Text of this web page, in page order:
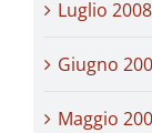
Luglio
Giugno
Maggio